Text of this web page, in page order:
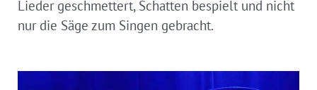
Lieder geschmettert, Schatten bespielt und nicht
nur die Säge zum Singen gebracht.